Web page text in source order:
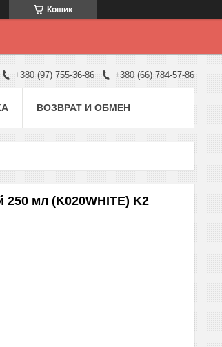
Кошик
+380 (97) 755-36-86 +380 (66) 784-57-86
ВОЗВРАТ И ОБМЕН
250 мл (K020WHITE) K2